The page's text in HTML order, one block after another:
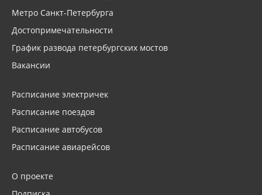
Метро Санкт-Петербурга
Достопримечательности
График развода петербургских мостов
Вакансии
Расписание электричек
Расписание поездов
Расписание автобусов
Расписание авиарейсов
О проекте